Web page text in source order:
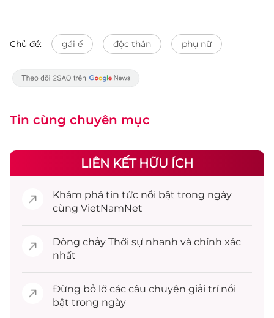
Chủ đề: gái ế độc thân phụ nữ
Tin cùng chuyên mục
LIÊN KẾT HỮU ÍCH
Khám phá tin tức nổi bật trong ngày
cùng VietNamNet
Dòng chảy Thời sự nhanh và chính xác
nhất
Đừng bỏ lỡ các câu chuyện giải trínổi
bật trong ngày